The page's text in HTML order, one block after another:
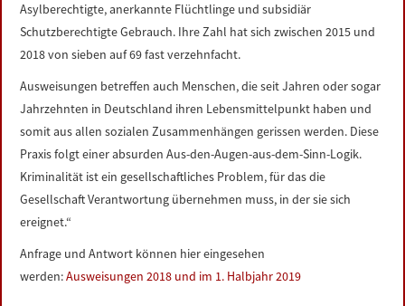
Asylberechtigte, anerkannte Flüchtlinge und subsidiär
Schutzberechtigte Gebrauch. Ihre Zahl hat sich zwischen 2015 und
2018 von sieben auf 69 fast verzehnfacht.
Ausweisungen betreffen auch Menschen, die seit Jahren oder sogar
Jahrzehnten in Deutschland ihren Lebensmittelpunkt haben und
somit aus allen sozialen Zusammenhängen gerissen werden. Diese
Praxis folgt einer absurden Aus-den-Augen-aus-dem-Sinn-Logik.
Kriminalität ist ein gesellschaftliches Problem, für das die
Gesellschaft Verantwortung übernehmen muss, in der sie sich
ereignet.“
Anfrage und Antwort können hier eingesehen
werden:Ausweisungen 2018 und im 1. Halbjahr 2019